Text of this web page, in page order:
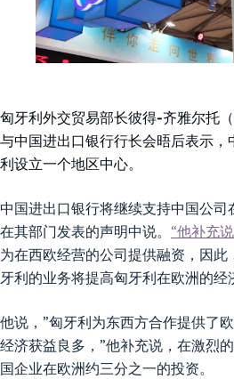
匈牙利外交贸易部长彼得-齐雅尔托
与中国进出口银行行长会晤后表示
利设立一个地区中心。
中国进出口银行将继续支持中国公
在其部门发表的声明中说。 “他补充说
为在西欧经营的公司提供融资，因
牙利的业务将提高匈牙利在欧洲的经
他说，”匈牙利为东西方合作提供了
经济获益良多，”他补充说，在激烈
国企业在欧洲约三分之一的投资。